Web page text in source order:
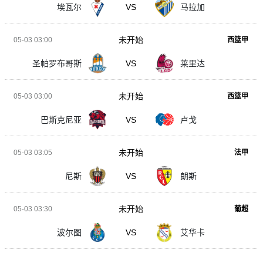
埃瓦尔 VS 马拉加
05-03 03:00 西篮甲
圣帕罗布哥斯 VS 莱里达
未开始
05-03 03:00 西篮甲
巴斯克尼亚 VS 卢戈
未开始
05-03 03:05 法甲
尼斯 VS 朗斯
未开始
05-03 03:30 葡超
波尔图 VS 艾华卡
未开始